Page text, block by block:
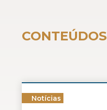
CONTEÚDOS
Notícias